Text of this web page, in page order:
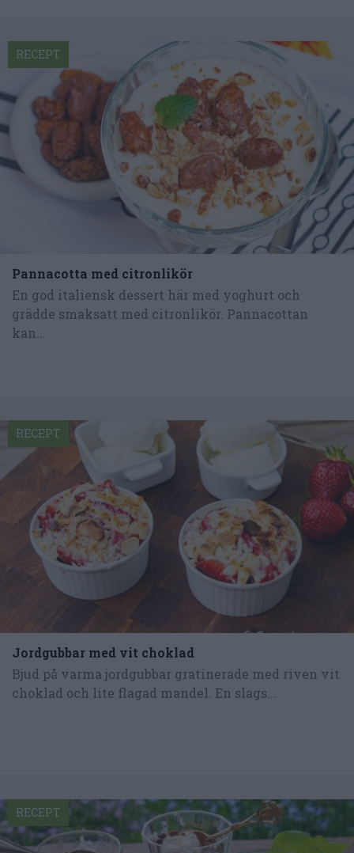
Pannacotta med citronlikör
En god italiensk dessert här med yoghurt och
grädde smaksatt med citronlikör. Pannacottan
kan...
RECEPT
Jordgubbar med vit choklad
Bjud på varma jordgubbar gratinerade med riven vit
choklad och lite flagad mandel. En slags...
RECEPT
RECEPT